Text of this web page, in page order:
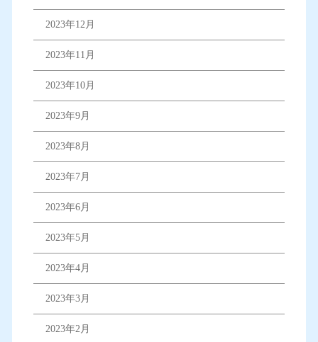
2023年12月
2023年11月
2023年10月
2023年9月
2023年8月
2023年7月
2023年6月
2023年5月
2023年4月
2023年3月
2023年2月